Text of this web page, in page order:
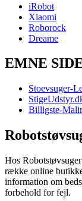
iRobot
Xiaomi
Roborock
Dreame
EMNE
Stoevsuger-
Billigste-
Hos
række online
information om
forbehold for fejl.